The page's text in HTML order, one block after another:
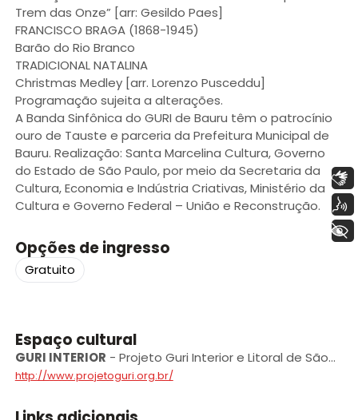
Trem das Onze” [arr: Gesildo Paes]
FRANCISCO BRAGA (1868-1945)
Barão do Rio Branco
TRADICIONAL NATALINA
Christmas Medley [arr. Lorenzo Pusceddu]
Programação sujeita a alterações.
A Banda Sinfônica do GURI de Bauru têm o patrocínio
ouro de Tauste e parceria da Prefeitura Municipal de
Bauru. Realização: Santa Marcelina Cultura, Governo
do Estado de São Paulo, por meio da Secretaria da
Cultura, Economia e Indústria Criativas, Ministério da
Cultura e Governo Federal – União e Reconstrução.
Opções de ingresso
Gratuito
Espaço cultural
GURI INTERIOR - Projeto Guri Interior e Litoral de São
Paulo
http://www.projetoguri.org.br/
Libras
Voz